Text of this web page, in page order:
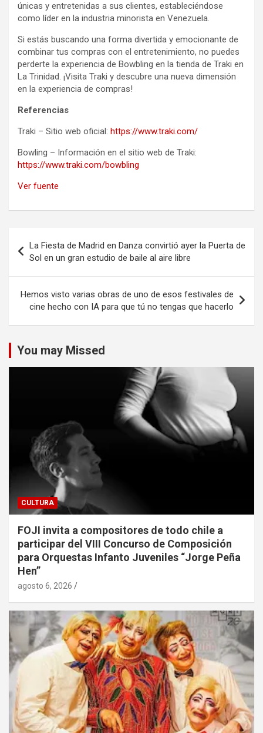
únicas y entretenidas a sus clientes, estableciéndose
como líder en la industria minorista en Venezuela.
Si estás buscando una forma divertida y emocionante de
combinar tus compras con el entretenimiento, no puedes
perderte la experiencia de Bowbling en la tienda de Traki en
La Trinidad. ¡Visita Traki y descubre una nueva dimensión
en la experiencia de compras!
Referencias
Traki – Sitio web oficial: https://www.traki.com/
Bowling – Información en el sitio web de Traki:
https://www.traki.com/bowbling
Ver fuente
de
entradas
La Fiesta de Madrid en Danza convirtió ayer la Puerta de
Sol en un gran estudio de baile al aire libre
Hemos visto varias obras de uno de esos festivales de
cine hecho con IA para que tú no tengas que hacerlo
You may Missed
CULTURA
FOJI invita a compositores de todo chile a
participar del VIII Concurso de Composición
para Orquestas Infanto Juveniles “Jorge Peña
Hen”
agosto 6, 2026